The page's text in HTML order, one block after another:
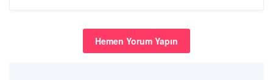
Hemen Yorum Yapın